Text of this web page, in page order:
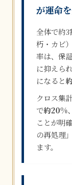
が運命
全体で約
朽・カビ
率は、保
に抑えら
になると
クロス集
で約20%
ことが明
の再処理
ます。